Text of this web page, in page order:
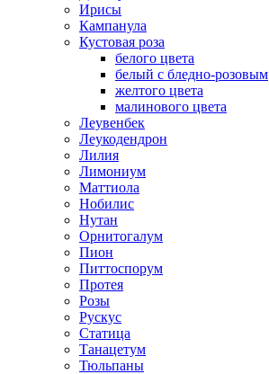
Ирисы
Кампанула
Кустовая роза
белого цвета
белый с бледно-розовым
желтого цвета
малинового цвета
Леувенбек
Леукодендрон
Лилия
Лимониум
Маттиола
Нобилис
Нутан
Орнитогалум
Пион
Питтоспорум
Протея
Розы
Рускус
Статица
Танацетум
Тюльпаны